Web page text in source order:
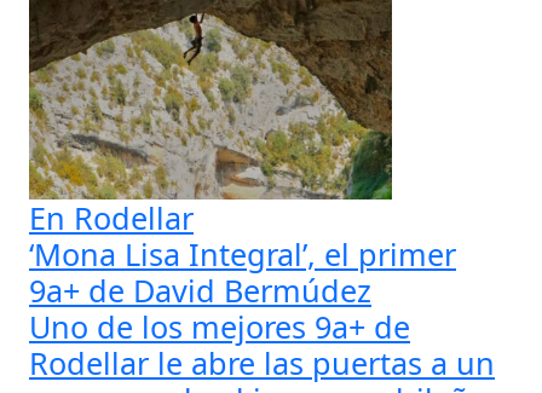
En Rodellar
‘Mona Lisa Integral’, el primer
9a+ de David Bermúdez
Uno de los mejores 9a+ de
Rodellar le abre las puertas a un